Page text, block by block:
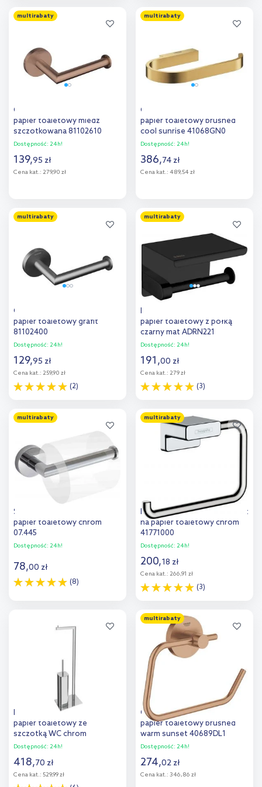
Dodaj do
Dodaj do
multirabaty
Oltens Gulfoss uchwyt na
papier toaletowy miedź
szczotkowana 81102610
Dostępność: 24h!
139,95 zł
Cena kat.: 279,90 zł
Dodaj do
porównania
multirabaty
Grohe Selection uchwyt na
papier toaletowy brushed
cool sunrise 41068GN0
Dostępność: 24h!
386,74 zł
Cena kat.: 489,54 zł
Dodaj do
porównania
multirabaty
Oltens Gulfoss uchwyt na
papier toaletowy grafit
81102400
Dostępność: 24h!
129,95 zł
Cena kat.: 259,90 zł
(2)
Dodaj do
porównania
multirabaty
Deante Round uchwyt na
papier toaletowy z półką
czarny mat ADRN221
Dostępność: 24h!
191,00 zł
Cena kat.: 279 zł
(3)
Dodaj do
porównania
multirabaty
Stella Classic uchwyt na
papier toaletowy chrom
07.445
Dostępność: 24h!
78,00 zł
(8)
Dodaj do
porównania
multirabaty
Hansgrohe AddStoris uchwyt
na papier toaletowy chrom
41771000
Dostępność: 24h!
200,18 zł
Cena kat.: 266,91 zł
(3)
Dodaj do
porównania
Excellent Riko stojak na
papier toaletowy ze
szczotką WC chrom
DOEX.1650CR
Dostępność: 24h!
418,70 zł
Cena kat.: 529,99 zł
multirabaty
Grohe Essentials uchwyt na
papier toaletowy brushed
warm sunset 40689DL1
Dostępność: 24h!
274,02 zł
Cena kat.: 346,86 zł